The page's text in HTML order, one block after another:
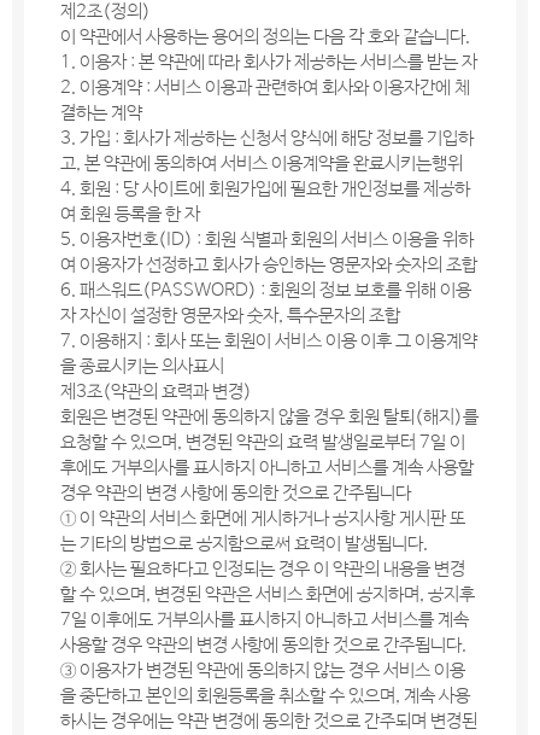
제2조(정의)
이 약관에서 사용하는 용어의 정의는 다음 각 호와 같습니다.
1. 이용자 : 본 약관에 따라 회사가 제공하는 서비스를 받는 자
2. 이용계약 : 서비스 이용과 관련하여 회사와 이용자간에 체
결하는 계약
3. 가입 : 회사가 제공하는 신청서 양식에 해당 정보를 기입하
고, 본 약관에 동의하여 서비스 이용계약을 완료시키는행위
4. 회원 : 당 사이트에 회원가입에 필요한 개인정보를 제공하
여 회원 등록을 한 자
5. 이용자번호(ID) : 회원 식별과 회원의 서비스 이용을 위하
여 이용자가 선정하고 회사가 승인하는 영문자와 숫자의 조합
6. 패스워드(PASSWORD) : 회원의 정보 보호를 위해 이용
자 자신이 설정한 영문자와 숫자, 특수문자의 조합
7. 이용해지 : 회사 또는 회원이 서비스 이용 이후 그 이용계약
을 종료시키는 의사표시
제3조(약관의 효력과 변경)
회원은 변경된 약관에 동의하지 않을 경우 회원 탈퇴(해지)를
요청할 수 있으며, 변경된 약관의 효력 발생일로부터 7일 이
후에도 거부의사를 표시하지 아니하고 서비스를 계속 사용할
경우 약관의 변경 사항에 동의한 것으로 간주됩니다
① 이 약관의 서비스 화면에 게시하거나 공지사항 게시판 또
는 기타의 방법으로 공지함으로써 효력이 발생됩니다.
② 회사는 필요하다고 인정되는 경우 이 약관의 내용을 변경
할 수 있으며, 변경된 약관은 서비스 화면에 공지하며, 공지후
7일 이후에도 거부의사를 표시하지 아니하고 서비스를 계속
사용할 경우 약관의 변경 사항에 동의한 것으로 간주됩니다.
③ 이용자가 변경된 약관에 동의하지 않는 경우 서비스 이용
을 중단하고 본인의 회원등록을 취소할 수 있으며, 계속 사용
하시는 경우에는 약관 변경에 동의한 것으로 간주되며 변경된